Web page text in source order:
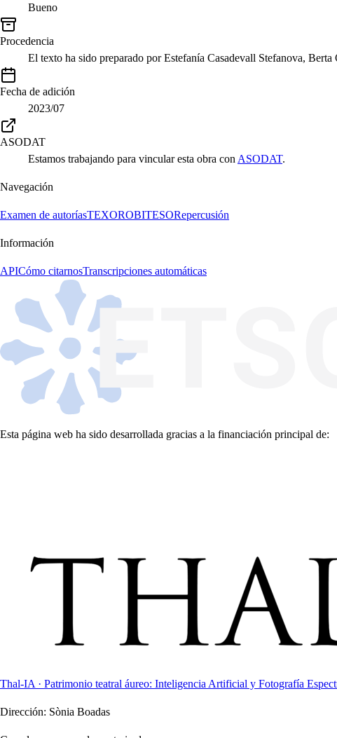
Bueno
Procedencia
El texto ha sido preparado por Estefanía Casadevall Stefanova,
Fecha de adición
2023/07
ASODAT
Estamos trabajando para vincular esta obra con ASODAT.
Navegación
Examen de autoríasTEXOROBITESORepercusión
Información
APICómo citarnosTranscripciones automáticas
Esta página web ha sido desarrollada gracias a la financiación principal de:
Thal-IA · Patrimonio teatral áureo: Inteligencia Artificial y Fotografía
Dirección: Sònia Boadas